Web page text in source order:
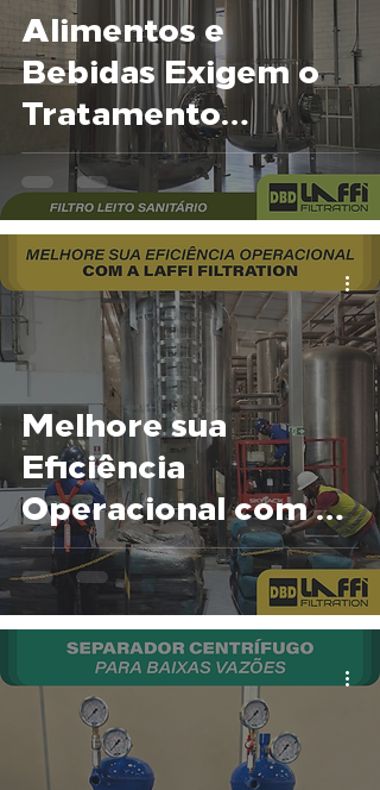
Alimentos e
Bebidas Exigem o
Tratamento
Correto da Água
Melhore sua
Eficiência
Operacional com a
LAFFI Filtration